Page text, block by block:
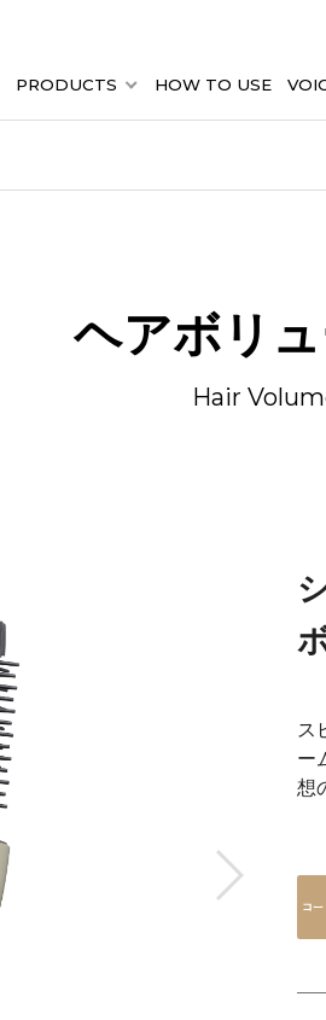
PRODUCTS HOW TO USE
ヘアボリ
Hair
ス
ー
想